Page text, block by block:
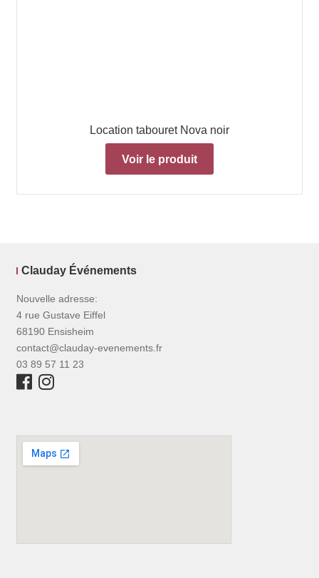
Location tabouret Nova noir
Voir le produit
Clauday Événements
Nouvelle adresse:
4 rue Gustave Eiffel
68190 Ensisheim
contact@clauday-evenements.fr
03 89 57 11 23